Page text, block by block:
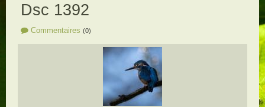
Dsc 1392
Commentaires (0)